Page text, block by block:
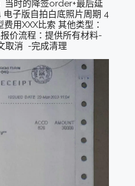
时的降签order+最后延
子版自拍白底照片周期 4
用XXX比索 其他类型：
价流程：提供所有材料-
取消 -完成清理